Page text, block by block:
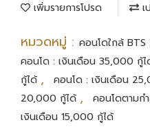
เพิ่มรายการโปรด เ
หมวดหมู่ : คอนโดใกล้ BTS
คอนโด : เงินเดือน 35,000 กู้
กู้ได้ , คอนโด : เงินเดือน
20,000 กู้ได้ , คอนโดตามก
เงินเดือน 15,000 กู้ได้